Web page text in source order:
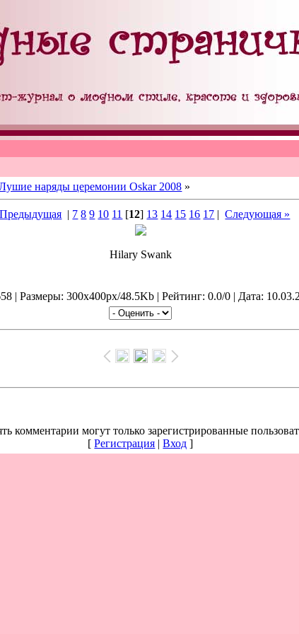
наряды церемонии Oskar 2008 »
| 7 8 9 10 11 [12] 13 14 15 16 17 |Следующая »
Hilary Swank
| Размеры: 300x400px/48.5Kb | Рейтинг: 0.0/0 | Дата:
комментарии могут только зарегистрированные
[Регистрация |Вход ]